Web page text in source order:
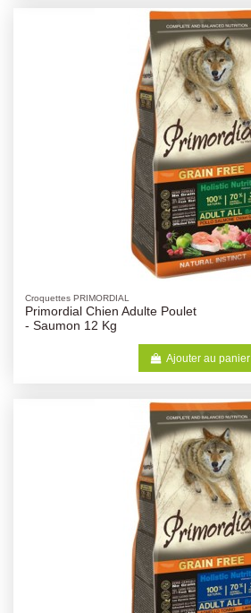
Croquettes PRIMORDIAL
Primordial Chien Adulte Poulet
- Saumon 12 Kg
Ajouter au panier